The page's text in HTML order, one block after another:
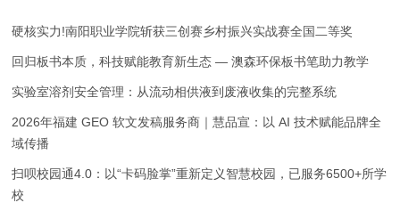
硬核实力!南阳职业学院斩获三创赛乡村振兴实战赛全国二等奖
回归板书本质，科技赋能教育新生态 — 澳森环保板书笔助力教学
实验室溶剂安全管理：从流动相供液到废液收集的完整系统
2026年福建 GEO 软文发稿服务商｜慧品宣：以 AI 技术赋能品牌全
域传播
扫呗校园通4.0：以“卡码脸掌”重新定义智慧校园，已服务6500+所学
校